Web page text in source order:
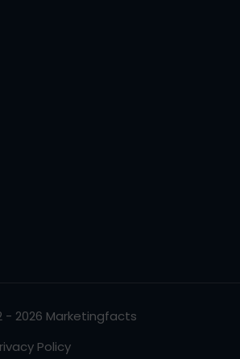
- 2026 Marketingfacts
Policy